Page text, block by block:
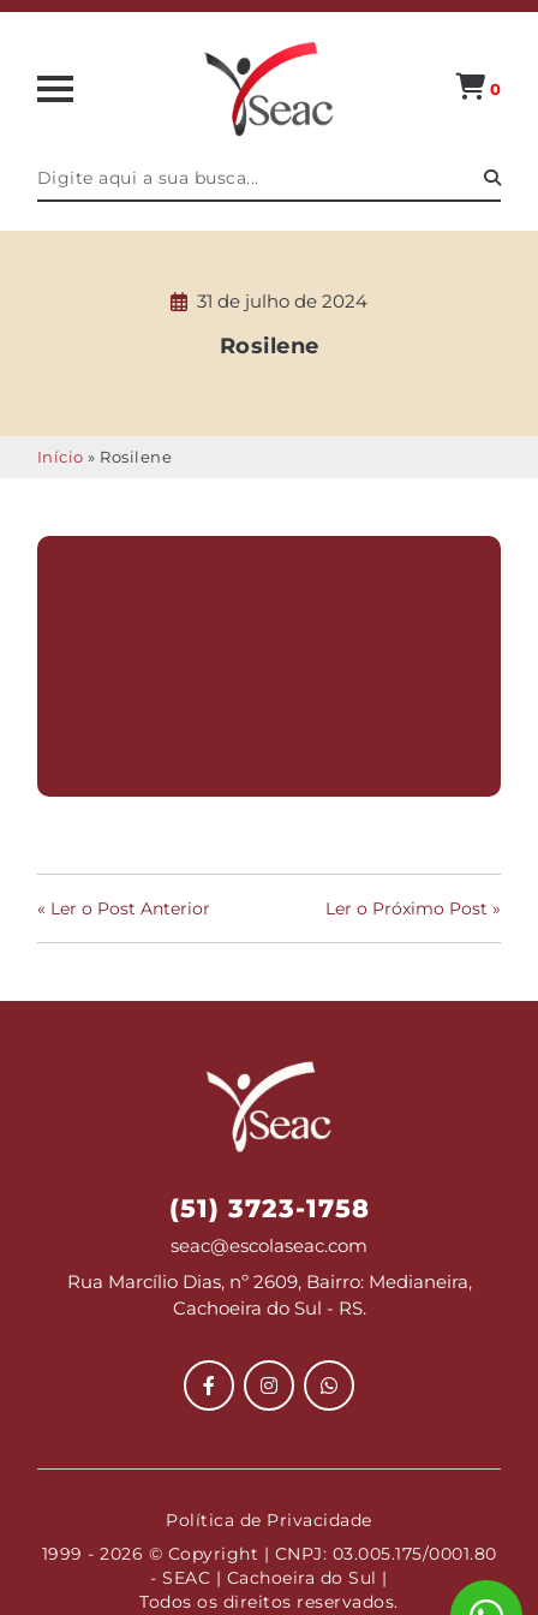
0
31 de julho de 2024
Rosilene
Início » Rosilene
« Ler o Post Anterior Ler o Próximo Post »
(51) 3723-1758
seac@escolaseac.com
Rua Marcílio Dias, nº 2609, Bairro: Medianeira,
Cachoeira do Sul - RS.
Política de Privacidade
1999 - 2026 © Copyright | CNPJ: 03.005.175/0001.80
- SEAC | Cachoeira do Sul |
Todos os direitos reservados.